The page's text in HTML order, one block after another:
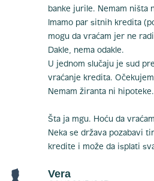
banke jurile. Nemam ništa
Imamo par sitnih kredita
mogu da vraćam jer ne
Dakle, nema odakle.
U jednom slučaju je sud
vraćanje kredita.
Nemam žiranta ni hipoteke.
Šta ja mgu. Hoću da
Neka se država pozabavi
kredite i može da isplati
Vera